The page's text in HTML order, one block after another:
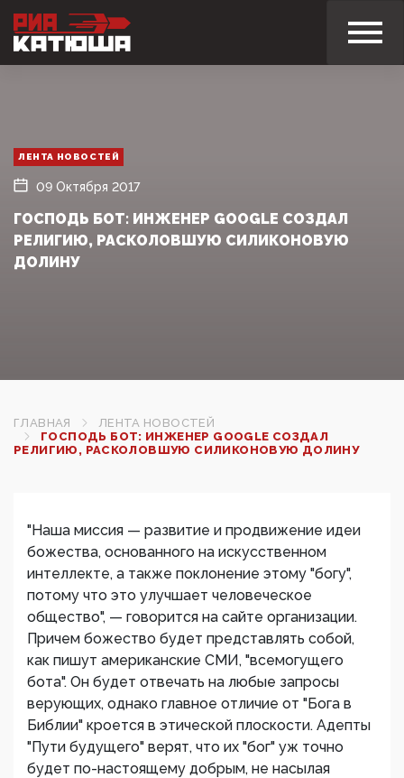
ЛЕНТА НОВОСТЕЙ
09 Октября 2017
ГОСПОДЬ БОТ: ИНЖЕНЕР GOOGLE СОЗДАЛ
РЕЛИГИЮ, РАСКОЛОВШУЮ СИЛИКОНОВУЮ
ДОЛИНУ
ГЛАВНАЯ
ЛЕНТА НОВОСТЕЙ
ГОСПОДЬ БОТ: ИНЖЕНЕР GOOGLE СОЗДАЛ
РЕЛИГИЮ, РАСКОЛОВШУЮ СИЛИКОНОВУЮ ДОЛИНУ
"Наша миссия — развитие и продвижение идеи
божества, основанного на искусственном
интеллекте, а также поклонение этому "богу",
потому что это улучшает человеческое
общество", — говорится на сайте организации.
Причем божество будет представлять собой,
как пишут американские СМИ, "всемогущего
бота". Он будет отвечать на любые запросы
верующих, однако главное отличие от "Бога в
Библии" кроется в этической плоскости. Адепты
"Пути будущего" верят, что их "бог" уж точно
будет по-настоящему добрым, не насылая